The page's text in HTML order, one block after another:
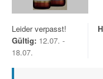
Leider verpasst!
Gültig: 12.07. -
18.07.